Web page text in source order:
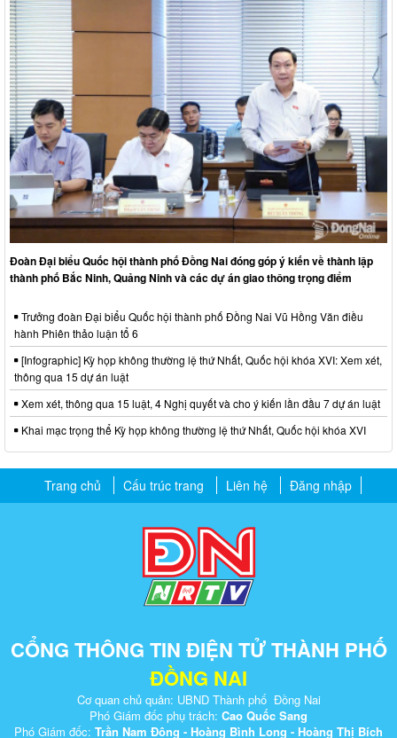
Đoàn Đại biểu Quốc hội thành phố Đồng Nai đóng góp ý kiến về thành lập
thành phố Bắc Ninh, Quảng Ninh và các dự án giao thông trọng điểm
Trưởng đoàn Đại biểu Quốc hội thành phố Đồng Nai Vũ Hồng Văn điều
hành Phiên thảo luận tổ 6
[Infographic] Kỳ họp không thường lệ thứ Nhất, Quốc hội khóa XVI: Xem xét,
thông qua 15 dự án luật
Xem xét, thông qua 15 luật, 4 Nghị quyết và cho ý kiến lần đầu 7 dự án luật
Khai mạc trọng thể Kỳ họp không thường lệ thứ Nhất, Quốc hội khóa XVI
Trang chủ Cấu trúc trang Liên hệ Đăng nhập
CỔNG THÔNG TIN ĐIỆN TỬ THÀNH PHỐ
ĐỒNG NAI
Cơ quan chủ quản: UBND Thành phố Đồng Nai
Phó Giám đốc phụ trách: Cao Quốc Sang
Phó Giám đốc: Trần Nam Đông - Hoàng Bình Long - Hoàng Thị Bích